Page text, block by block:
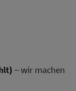
– wir machen